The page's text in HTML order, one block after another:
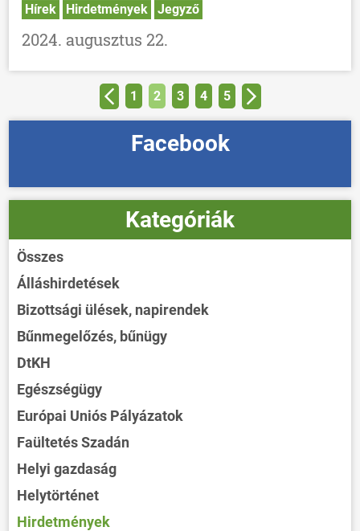
Hírek Hirdetmények Jegyző
2024. augusztus 22.
1 2 3 4 5
Facebook
Kategóriák
Összes
Álláshirdetések
Bizottsági ülések, napirendek
Bűnmegelőzés, bűnügy
DtKH
Egészségügy
Európai Uniós Pályázatok
Faültetés Szadán
Helyi gazdaság
Helytörténet
Hirdetmények